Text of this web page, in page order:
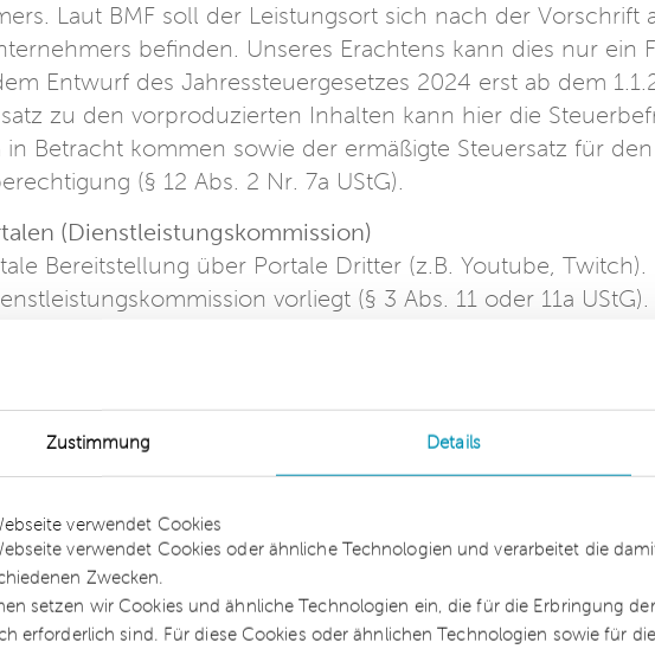
Zustimmung Details
verwendet Cookies
verwendet Cookies oder ähnliche Technologien und verarbeitet die
Zwecken.
setzen wir Cookies und ähnliche Technologien ein, die für die Erbringung
erforderlich sind. Für diese Cookies oder ähnlichen Technologien sowie für
Laut BMF soll der Leistungsort sich nach der Vorschrift
befinden. Unseres Erachtens kann dies nur ein
Entwurf des Jahressteuergesetzes 2024 erst ab dem
zu den vorproduzierten Inhalten kann hier die
in Betracht kommen sowie der ermäßigte Steuersatz für
(§ 12 Abs. 2 Nr. 7a UStG).
(Dienstleistungskommission)
Bereitstellung über Portale Dritter (z.B. Youtube, Twitch).
vorliegt (§ 3 Abs. 11 oder 11a UStG).
Unternehmer seine Leistung an das Portal und das Portal
Die Unterscheidung ist von erheblicher Bedeutung für
der Anbieter und der Portalbetreiber. Die Nichtbeachtung
Schäden.
– Einheitlichkeit der Leistungen
auch der spätere Abruf der Aufzeichnung der
zu unterscheiden:
Entgelt für die Aufzeichnung vereinbart, so handelt es
dem Regelsteuersatz unterliegende Leistung.